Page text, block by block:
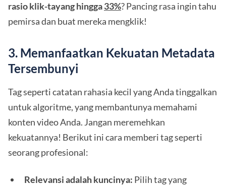
rasio klik-tayang hingga33%? Pancing rasa ingin tahu
pemirsa dan buat mereka mengklik!
3. Memanfaatkan Kekuatan Metadata
Tersembunyi
Tag seperti catatan rahasia kecil yang Anda tinggalkan
untuk algoritme, yang membantunya memahami
konten video Anda. Jangan meremehkan
kekuatannya! Berikut ini cara memberi tag seperti
seorang profesional:
Relevansi adalah kuncinya: Pilih tag yang